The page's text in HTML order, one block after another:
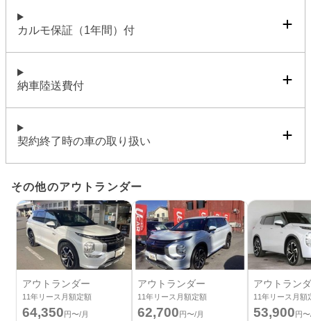
カルモ保証（1年間）付
納車陸送費付
契約終了時の車の取り扱い
その他のアウトランダー
アウトランダー
11年リース月額定額
64,350円〜/月
アウトランダー
11年リース月額定額
62,700円〜/月
アウトラン
11年リース月額
53,900円